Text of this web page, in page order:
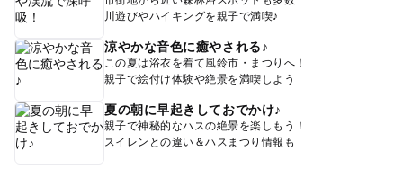
川遊びやハイキングを親子で満喫♪
涼やかな音色に癒やされる♪
この夏は浴衣を着て風鈴市・まつりへ！
親子で絵付け体験や絶景を満喫しよう
夏の朝に早起きしておでかけ♪
親子で神秘的なハスの絶景を楽しもう！
スイレンとの違い＆ハスまつり情報も